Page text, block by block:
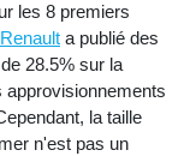
les 8 premiers
a publié des
28.5% sur la
la taille
n'est pas un